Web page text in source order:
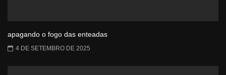
apagando o fogo das enteadas
4 DE SETEMBRO DE 2025